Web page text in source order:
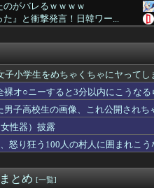
のがバレるｗｗｗｗ
』と衝撃発言！日韓ワー...
へｗｗｗｗｗｗｗｗｗｗ
れｗｗｗ
たｗｗｗｗｗ
とんど帰らない癖に.....
フトへの参加を宣言
、日本は上位なはずだ」...
にネット民驚嘆
厩 573キロ 矢作師「...
子小学生をめちゃくちゃにヤってし
オ○ニーすると3分以内にこうなる
男子高校生の画像、これ公開され
性器）披露
怒り狂う100人の村人に囲まれこ
とめ [一覧]